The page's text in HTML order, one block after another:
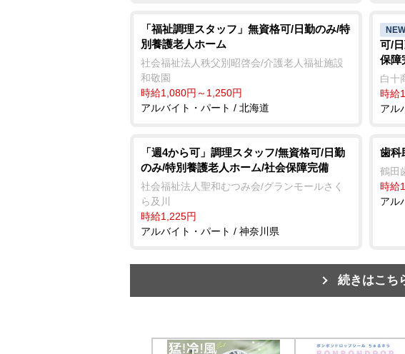
「福祉調理スタッフ」無資格可/日勤のみ/特
別養護老人ホーム
社会福祉法人秩父別昭啓会/介護老人福祉施設
和敬園
時給1,080円～1,250円
アルバイト・パート / 北海道
NEW
可/
保障
白十
時給
アル
「週4から可」調理スタッフ/無資格可/日勤
のみ/特別養護老人ホーム/社会保障完備
社会福祉法人聖和むつみ会/グランモールさく
ら及川
時給1,225円
アルバイト・パート / 神奈川県
歯科
鶴田
時給
アル
続きはこち